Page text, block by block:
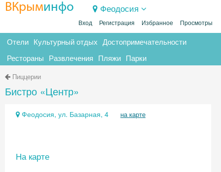
ВКрыминфо Феодосия
Вход Регистрация Избранное Просмотры
Отели Культурный отдых Достопримечательности
Рестораны Развлечения Пляжи Парки
Пиццерии
Бистро «Центр»
Феодосия, ул. Базарная, 4 на карте
На карте